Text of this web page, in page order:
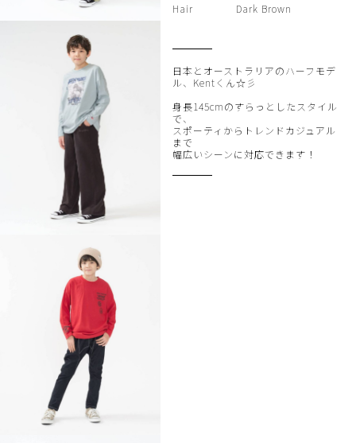
Hair
Dark Brown
日本とオーストラリアのハーフモデ
ル、Kentくん☆彡
身長145cmのすらっとしたスタイル
で、
スポーティからトレンドカジュアル
まで
幅広いシーンに対応できます！